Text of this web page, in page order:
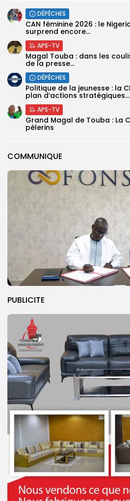
COMMUNIQUE
PUBLICITE
DÉPÊCHES
‎CAN féminine 2026 : le
surprend encore...
APS-TV
Magal Touba : dans les
de la presse...
DÉPÊCHES
Politique de la jeunesse : la
plan d’actions stratégiques...
APS-TV
Grand Magal de Touba : La
pèlerins